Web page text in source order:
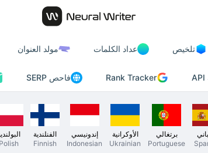
تلخيص عداد الكلمات مولد العنوان
Rank Tracker فاحص SERP
برتغالي
Portuguese
الأوكرانية
Ukrainian
إندونيسي
Indonesian
الفنلندية
Finnish
Polish